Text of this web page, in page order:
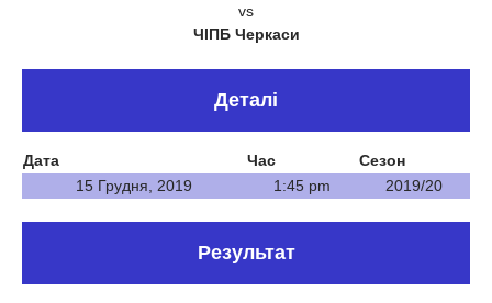
vs
ЧІПБ Черкаси
Деталі
Дата Час
Сезон
15 Грудня, 2019
1:45 pm 2019/20
Результат